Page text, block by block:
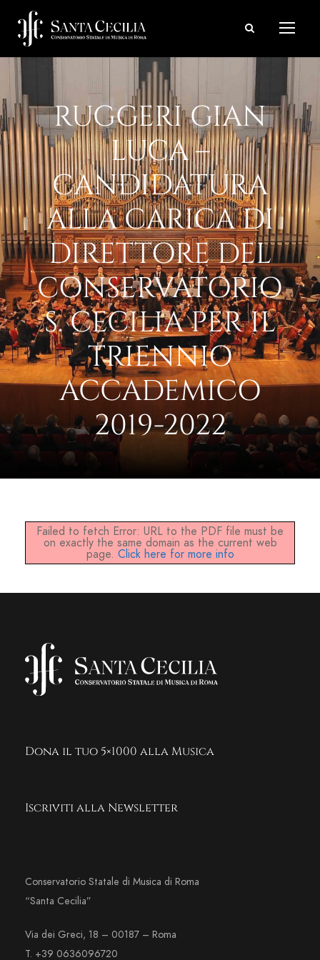
RUGGERI GIAN
LUCA –
CANDIDATURA
ALLA CARICA DI
DIRETTORE DEL
CONSERVATORIO
S. CECILIA PER IL
TRIENNIO
ACCADEMICO
2019-2022
Failed to fetch Error: URL to the PDF file must be
on exactly the same domain as the current web
page. Click here for more info
Dona il tuo 5×1000 alla Musica
Iscriviti alla Newsletter
Conservatorio Statale di Musica di Roma
“Santa Cecilia”
Via dei Greci, 18 – 00187 – Roma
T. +39 0636096720